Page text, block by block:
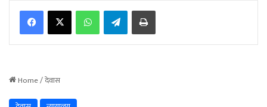
WhatsAppTelegramPrint